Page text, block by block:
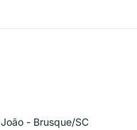
- Brusque/SC